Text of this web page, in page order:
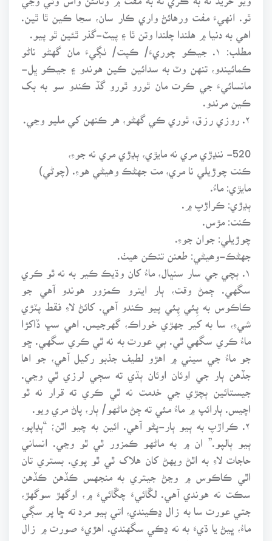
ٿو. انهيءَ مفت ورهائڻ واري ڪار سان، سڃا ڪين ٿا ٿين.
اهي به دنيا ۾ هلندا چلندا وتن ٿا ۽ پيٽ-گذر ٿئين ٿو پيو.
مطلب: ۱. جيڪو چوريءَ/ ڪپت/ ٺڳيءَ مان گهڻو ناڻو
ڪمائيندو، تنهن وٽ به سدائين ڪين هوندو ۽ جيڪو ڀل-
مانسائيءَ جي ڪرت مان ٿورو ٿورو گڏ ڪندو سو به بک
520- ننڍڙي مري نه مايڙي، ٻڍڙي مري نه جوءِ،
ڪنت چوڙيلي نا مري، مت جهڻڪ وهيڻي هوءِ. (چوڻي)
مايڙي: ماءُ.
ٻڍڙي: ڪراڙپ ۾.
چوڙيلي: جوان جوءِ.
جهڻڪ-وھيڻي: طعنن تنڪن ھيٺ.
۱. ٻچي جي سار سنڀال، ماءُ کان وڌيڪ ڪير به نه ٿو ڪري
سگهي. ڄمڻ وقت، ٻار ايترو ڪمزور هوندو آهي جو
ڪاڪوس به پِئي پِئي پيو ڪندو آهي. کائڻ لاءِ فقط پٽڙي
شيءِ، سا به کير جهڙي خوراڪ، گهرجيس. اهي سڀ ڏاکڙا
ماءُ ڪري سگهي ٿي. ٻي عورت به نه ٿي ڪري سگهي. ڇو
جو ماءُ جي سيني ۾ اهڙو لطيف جذبو رکيل آهي، جو اها
جڏهن ٻار جي اوئان اوئان ٻڌي ته سڄي لرزي ٿي وڃي.
جيستائين ٻچڙي جي خدمت نه ٿي ڪري ته قرار نه ٿو
اچيس. ٻارائپ ۾ ماءُ مئي ته ڄڻ ماڻهو/ ٻار، پاڻ مري ويو.
۲. ڪراڙپ به ٻيو ٻار-پڻو آهي. ائين به چيو اٿن؛ “ٻڍاپو،
ٻيو ٻالپو.” ان ۾ به ماڻهو ڪمزور ٿي ٿو وڃي. انساني
حاجات لاءِ به اٿڻ ويهڻ کان هلاک ٿي ٿو پوي. بستري تان
اٿي ڪاڪوس ۾ وڃڻ جيتري به منجهس ڪڏهن ڪڏهن
سڪت نه هوندي آهي. لڱائيءَ چڱائيءَ ۾، اوگهڙ سوگهڙ،
جتي عورت سا به زال ڍڪيندي، اتي ٻيو مرد ته ڇا پر سڳي
ماءُ، ڀيڻ يا ڌيءَ به نه ڍڪي سگهندي. اهڙيءَ صورت ۾ زال